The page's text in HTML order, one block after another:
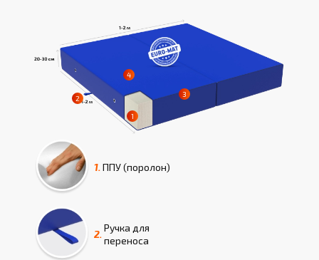
1. ППУ (поролон)
2.
Ручка для
переноса